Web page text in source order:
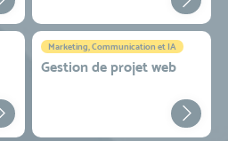
Marketing, Communication et IA
Gestion de projet web